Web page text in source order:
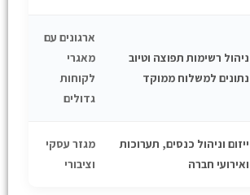
ניהול רשימות תפוצה וטיוב
נתונים למשלוח ממוקד
ארגונים עם
מאגרי
לקוחות
גדולים
ייזום וניהול כנסים, תערוכות
ואירועי חברה
מגזר עסקי
וציבורי